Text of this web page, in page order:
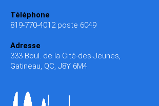
Téléphone
819-770-4012 poste 6049
Adresse
333 Boul. de la Cité-des-Jeunes,
Gatineau, QC, J8Y 6M4